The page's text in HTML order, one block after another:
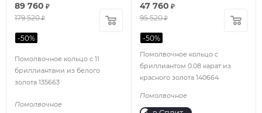
Помолвочное кольцо с 11
бриллиантами из белого
золота 135663
Помолвочное
89 760 ₽
179 520₽
-50%
Помолвочное кольцо с
бриллиантом 0.08 карат из
красного золота 140664
Помолвочное
47 760 ₽
95 520₽
-50%